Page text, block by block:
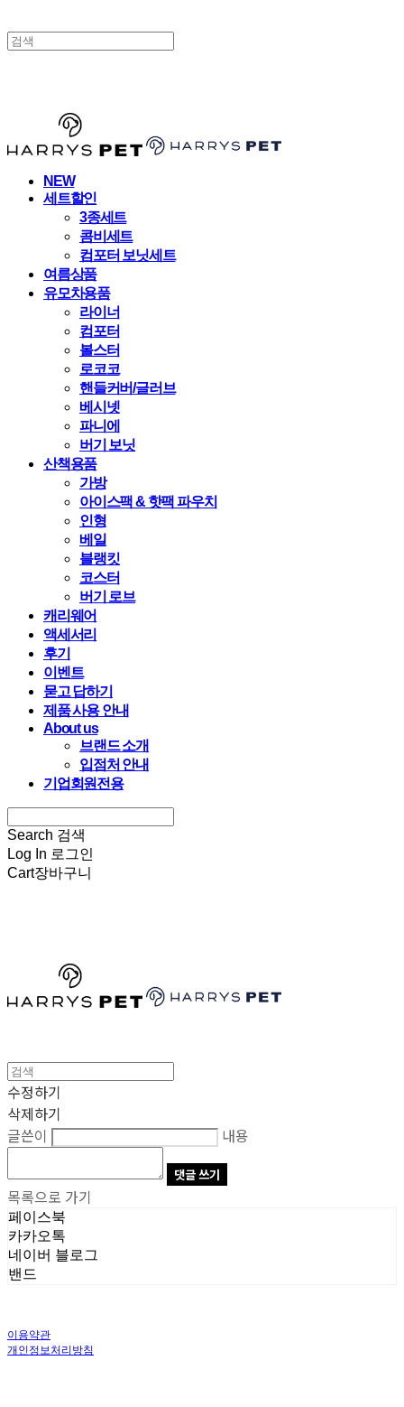
NEW
세트할인
3종세트
콤비세트
컴포터 보닛세트
여름상품
유모차용품
라이너
컴포터
볼스터
로코코
핸들커버/글러브
베시넷
파니에
버기 보닛
산책용품
가방
아이스팩 & 핫팩 파우치
인형
베일
블랭킷
코스터
버기 로브
캐리웨어
액세서리
후기
이벤트
묻고 답하기
제품 사용 안내
About us
브랜드 소개
입점처 안내
기업회원전용
Search 검색
Log In 로그인
Cart장바구니
수정하기
삭제하기
글쓴이
내용
댓글 쓰기
목록으로 가기
페이스북
카카오톡
네이버 블로그
밴드
이용약관
개인정보처리방침